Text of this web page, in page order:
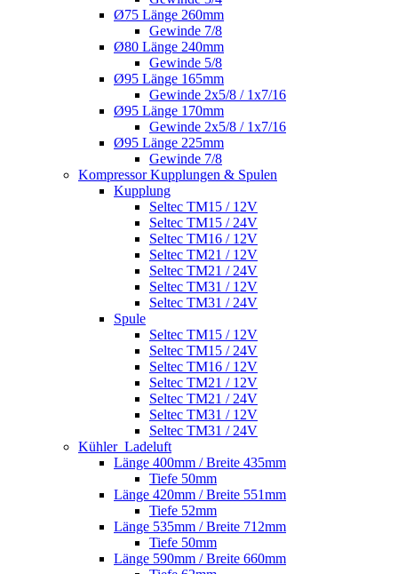
Ø75 Länge 260mm
Gewinde 7/8
Ø80 Länge 240mm
Gewinde 5/8
Ø95 Länge 165mm
Gewinde 2x5/8 / 1x7/16
Ø95 Länge 170mm
Gewinde 2x5/8 / 1x7/16
Ø95 Länge 225mm
Gewinde 7/8
Kompressor Kupplungen & Spulen
Kupplung
Seltec TM15 / 12V
Seltec TM15 / 24V
Seltec TM16 / 12V
Seltec TM21 / 12V
Seltec TM21 / 24V
Seltec TM31 / 12V
Seltec TM31 / 24V
Spule
Seltec TM15 / 12V
Seltec TM15 / 24V
Seltec TM16 / 12V
Seltec TM21 / 12V
Seltec TM21 / 24V
Seltec TM31 / 12V
Seltec TM31 / 24V
Kühler_Ladeluft
Länge 400mm / Breite 435mm
Tiefe 50mm
Länge 420mm / Breite 551mm
Tiefe 52mm
Länge 535mm / Breite 712mm
Tiefe 50mm
Länge 590mm / Breite 660mm